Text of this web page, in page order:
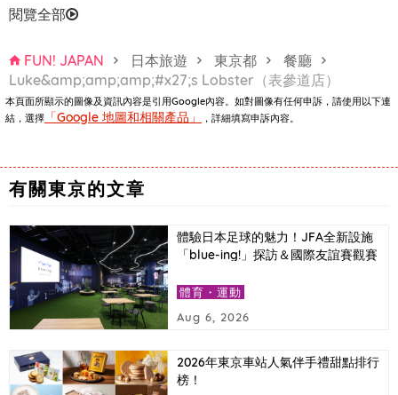
表參道 地中海料理餐廳
閱覽全部
FUN! JAPAN 日本旅遊 東京都
餐廳
Luke&amp;amp;amp;#x27;s Lobster（表參道店）
本頁面所顯示的圖像及資訊內容是引用Google內容。如對圖像有任何申訴，請使用以下連
結，選擇 「Google 地圖和相關產品」 ，詳細填寫申訴內容。
有關東京的文章
體驗日本足球的魅力！JFA全新設施
「blue-ing!」探訪＆國際友誼賽觀賽
體育・運動
Aug 6, 2026
2026年東京車站人氣伴手禮甜點排行
榜！